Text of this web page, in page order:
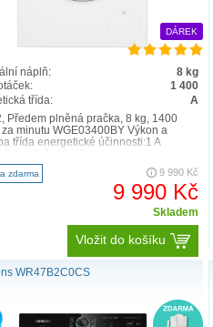
DÁREK
náplň:
8 kg
1 400
třída:
A
Předem plněná pračka, 8 kg, 1400
minutu WGE03400BY Výkon a
třída energetické účinnosti:1 A
zdarma 9 990 Kč
9 990 Kč
Skladem
Vložit do košíku
WR47B2C0CS